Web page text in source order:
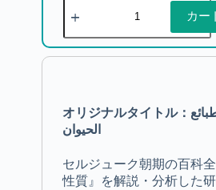
カー
オリジナルタイトル：پژوهشی در طبائع
الحیوان
セルジューク朝期の百科
性質』を解説・分析した研